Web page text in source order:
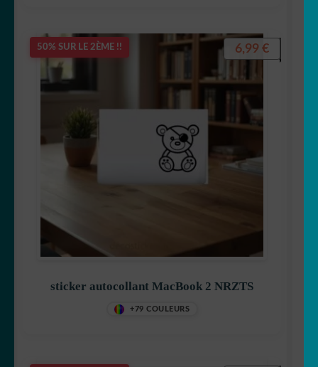
50% SUR LE 2ÈME !!
sticker autocollant MacBook 2 NRZTS
+79 COULEURS
6,99 €